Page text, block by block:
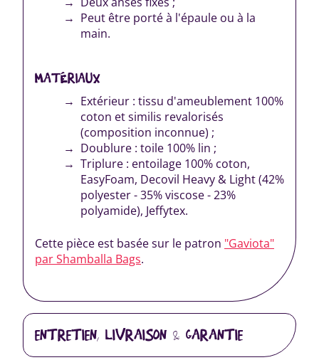
Peut être porté à l'épaule ou à la
main.
MATÉRIAUX
Extérieur : tissu d'ameublement 100%
coton et similis revalorisés
(composition inconnue) ;
Doublure : toile 100% lin ;
Triplure : entoilage 100% coton,
EasyFoam, Decovil Heavy & Light (42%
polyester - 35% viscose - 23%
polyamide), Jeffytex.
Cette pièce est basée sur le patron "Gaviota"
par Shamballa Bags.
ENTRETIEN, LIVRAISON & GARANTIE